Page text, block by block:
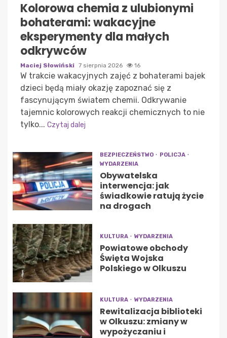
Kolorowa chemia z ulubionymi
bohaterami: wakacyjne
eksperymenty dla małych
odkrywców
Maciej Słowiński 7 sierpnia 2026 16
W trakcie wakacyjnych zajęć z bohaterami bajek
dzieci będą miały okazję zapoznać się z
fascynującym światem chemii. Odkrywanie
tajemnic kolorowych reakcji chemicznych to nie
tylko... Czytaj dalej
BEZPIECZEŃSTWO
POLICJA
WYDARZENIA
Obywatelska
interwencja: jak
świadkowie ratują życie
na drogach
KULTURA WYDARZENIA
Powiatowe obchody
Święta Wojska
Polskiego w Olkuszu
KULTURA WYDARZENIA
Rewitalizacja biblioteki
w Olkuszu: zmiany w
wypożyczaniu i